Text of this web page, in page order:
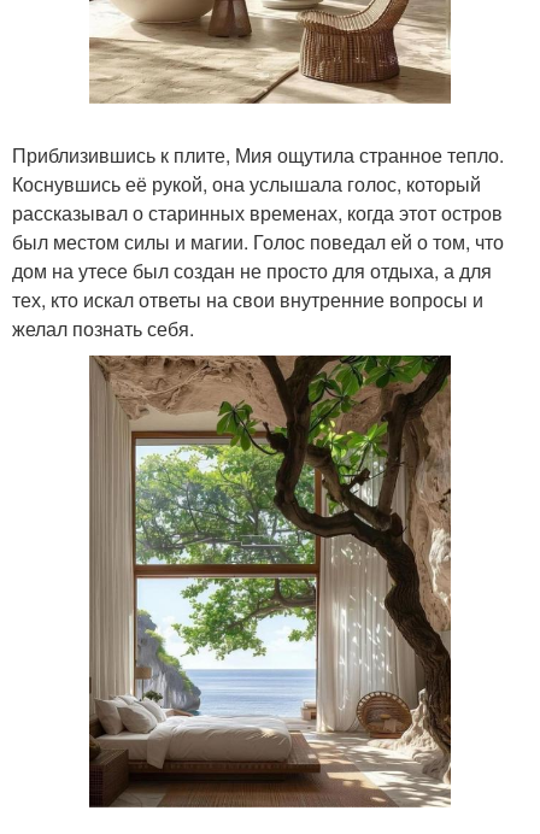
Приблизившись к плите, Мия ощутила странное тепло.
Коснувшись её рукой, она услышала голос, который
рассказывал о старинных временах, когда этот остров
был местом силы и магии. Голос поведал ей о том, что
дом на утесе был создан не просто для отдыха, а для
тех, кто искал ответы на свои внутренние вопросы и
желал познать себя.